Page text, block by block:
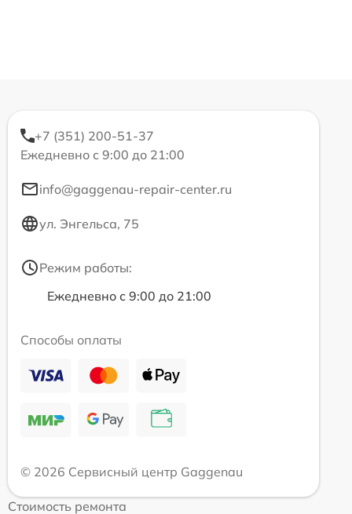
+7 (351) 200-51-37
Ежедневно с 9:00 до 21:00
info@gaggenau-repair-center.ru
ул. Энгельса, 75
Режим работы:
Ежедневно с 9:00 до 21:00
Способы оплаты
© 2026 Сервисный центр Gaggenau
Стоимость ремонта